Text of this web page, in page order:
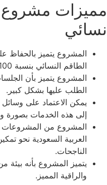
مميزات مشروع
نسائي
المشروع يتميز
الطاقم النسائي بنسبة 100%.
المشروع يتميز بأن
الطلب عليها بشكل كبير.
يمكن الاعتماد على
إلى هذه الخدمات بصورة
المشروع من المشروعات
العربية السعودية نحو
الناجحات.
يتميز المشروع بأنه بيئة
والراقية المميز.